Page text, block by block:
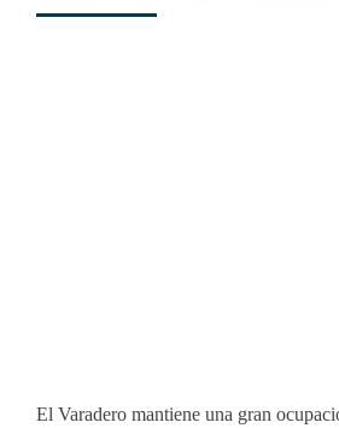
El Varadero mantiene una gran